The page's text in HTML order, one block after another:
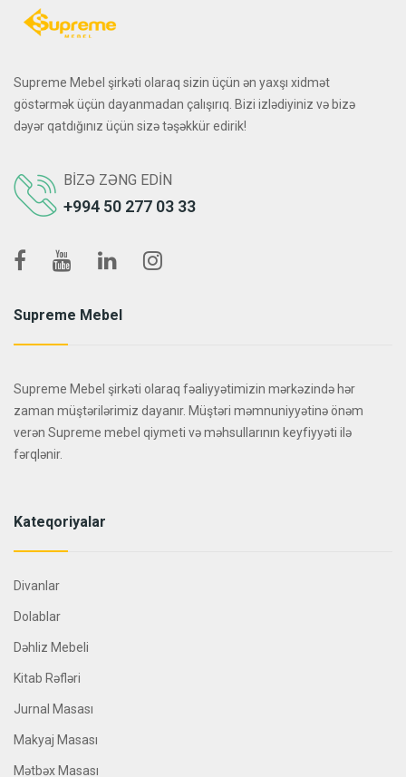
Supreme Mebel şirkəti olaraq sizin üçün ən yaxşı xidmət
göstərmək üçün dayanmadan çalışırıq. Bizi izlədiyiniz və bizə
dəyər qatdığınız üçün sizə təşəkkür edirik!
BIZƏ ZƏNG EDIN
+994 50 277 03 33
Supreme Mebel
Supreme Mebel şirkəti olaraq fəaliyyətimizin mərkəzində hər
zaman müştərilərimiz dayanır. Müştəri məmnuniyyətinə önəm
verən Supreme mebel qiymeti və məhsullarının keyfiyyəti ilə
fərqlənir.
Kateqoriyalar
Divanlar
Dolablar
Dəhliz Mebeli
Kitab Rəfləri
Jurnal Masası
Makyaj Masası
Mətbəx Masası